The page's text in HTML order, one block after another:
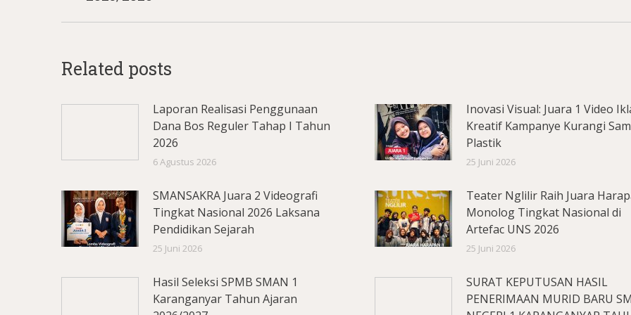
Related posts
Laporan Realisasi Penggunaan
Dana Bos Reguler Tahap I Tahun
2026
6 Agustus 2026
Inovasi Visual: Juara 1 Video
Kreatif Kampanye Kurangi
Plastik
25 Juni 2026
SMANSAKRA Juara 2 Videografi
Tingkat Nasional 2026 Laksana
Pendidikan Sejarah
25 Juni 2026
Teater Nglilir Raih Juara
Monolog Tingkat Nasional di
Artefac UNS 2026
25 Juni 2026
Hasil Seleksi SPMB SMAN 1
Karanganyar Tahun Ajaran
SURAT KEPUTUSAN HASIL
PENERIMAAN MURID BARU